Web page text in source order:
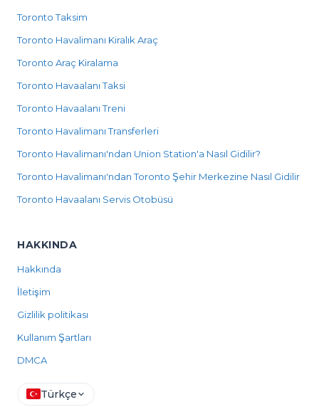
Toronto Taksim
Toronto Havalimanı Kiralık Araç
Toronto Araç Kiralama
Toronto Havaalanı Taksi
Toronto Havaalanı Treni
Toronto Havalimanı Transferleri
Toronto Havalimanı'ndan Union Station'a Nasıl Gidilir?
Toronto Havalimanı'ndan Toronto Şehir Merkezine Nasıl Gidilir
Toronto Havaalanı Servis Otobüsü
HAKKINDA
Hakkında
İletişim
Gizlilik politikası
Kullanım Şartları
DMCA
Türkçe